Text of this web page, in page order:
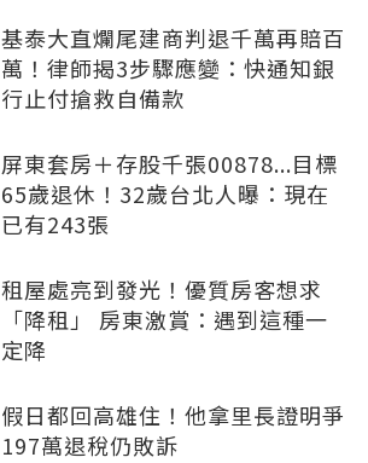
基泰大直爛尾建商判退千萬再賠百
萬！律師揭3步驟應變：快通知銀
行止付搶救自備款
屏東套房＋存股千張00878...目標
65歲退休！32歲台北人曝：現在
已有243張
租屋處亮到發光！優質房客想求
「降租」 房東激賞：遇到這種一
定降
假日都回高雄住！他拿里長證明爭
197萬退稅仍敗訴